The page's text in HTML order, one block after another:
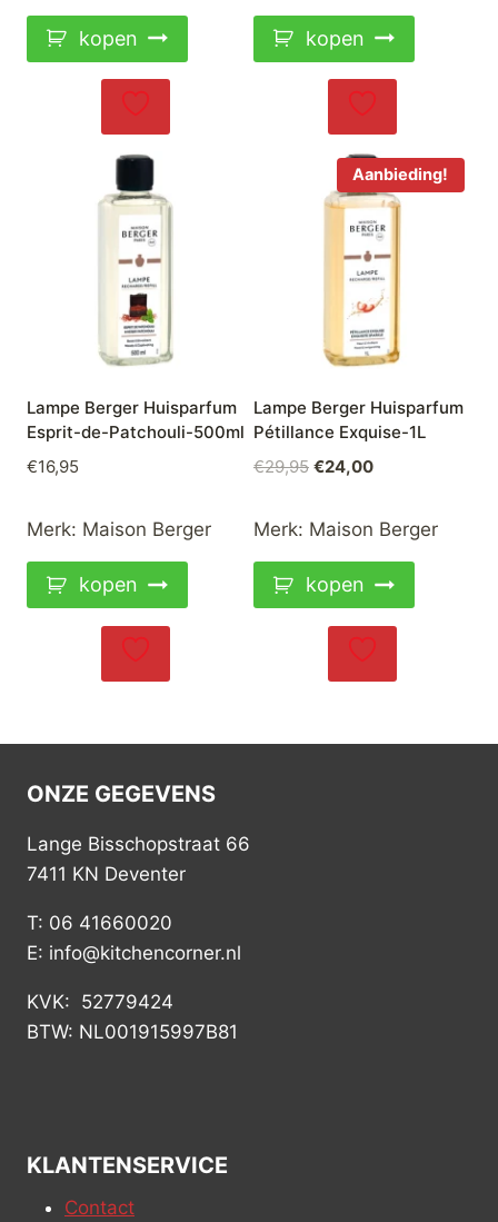
kopen kopen
Lampe Berger Huisparfum
Esprit-de-Patchouli-500ml
€16,95
Merk: Maison Berger
kopen
Aanbieding!
Lampe Berger Huisparfum
Pétillance Exquise-1L
€29,95 Oorspronkelijke
was:
€24,00Huidige
is:
€24,00.
Merk: Maison Berger
kopen
ONZE GEGEVENS
Lange Bisschopstraat 66
7411 KN Deventer
T: 06 41660020
E: info@kitchencorner.nl
KVK: 52779424
BTW: NL001915997B81
KLANTENSERVICE
Contact